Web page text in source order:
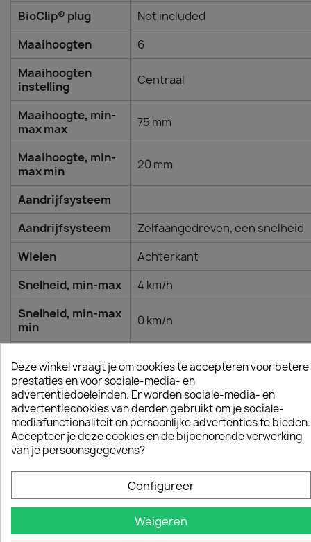
BioClip® plug
Not included
Maaihoogten
6
Maaihoogten
instelling
Centraal
Maaihoogte, min-
max max
75 mm
Maaihoogte, min-
max min
20 mm
Aandrijfsysteem
Aandrijfsysteem
Zelfaangedreven, een snelheid
Wielen
Achterkant
Snelheid, min-max
4 km/h
Snelheid, min-max
min
0 km/h
Type opvangbak
Fabric with dust blocker
Opvangcapaciteit
55 l
Type duwboom
Ergonomisch
Hoogteafstelling
2 Step
Wiellager,
Yes/Yes
Deze winkel vraagt je om cookies te accepteren voor betere
prestaties en voor sociale-media- en
advertentiedoeleinden. Er worden sociale-media- en
advertentiecookies van derden gebruikt om je sociale-
mediafunctionaliteit en persoonlijke advertenties te bieden.
Accepteer je deze cookies en de bijbehorende verwerking
van je persoonsgegevens?
Configureer
Weigeren